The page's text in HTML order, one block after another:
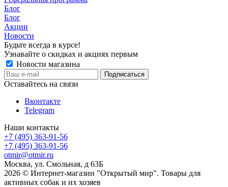
Блог
Блог
Акции
Новости
Будьте всегда в курсе!
Узнавайте о скидках и акциях первым
Новости магазина
Оставайтесь на связи
Вконтакте
Telegram
Наши контакты
+7 (495) 363-91-56
+7 (495) 363-91-56
otmir@otmir.ru
Москва, ул. Смольная, д 63Б
2026 © Интернет-магазин "Открытый мир". Товары для
активных собак и их хозяев